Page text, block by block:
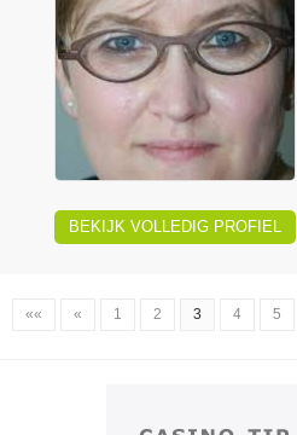
BEKIJK VOLLEDIG PROFIEL
«« « 1 2 3 4 5